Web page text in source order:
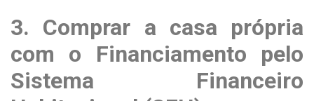
3. Comprar a casa própria
com o Financiamento pelo
Sistema Financeiro